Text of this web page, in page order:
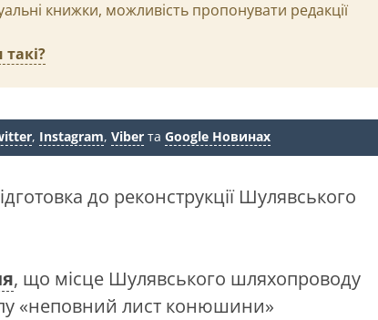
книжки, можливість пропонувати редакції
, Instagram, Viber та Google Новинах
до реконструкції Шулявського
, що місце Шулявського шляхопроводу
«неповний лист конюшини»